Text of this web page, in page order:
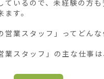
ているので、未経験の方
す。
営業スタッフ」ってどんな
業スタッフ」の主な仕事